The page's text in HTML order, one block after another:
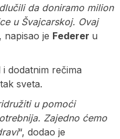
da doniramo milion
u Švajcarskoj. Ovaj
napisao je Federer u
dodatnim rečima
sveta.
u pomoći
Zajedno ćemo
“, dodao je